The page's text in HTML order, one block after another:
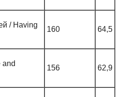
/ Having
160 64,5
and
156 62,9